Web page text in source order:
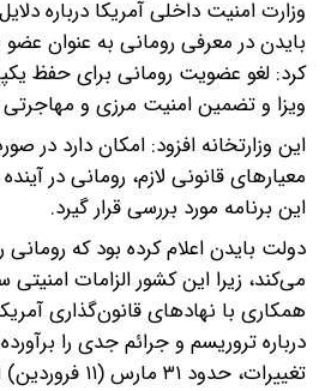
وزارت امنیت داخلی آمریکا درباره
بایدن در معرفی رومانی به عنوان عضو
کرد: لغو عضویت رومانی برای حفظ
ویزا و تضمین امنیت مرزی و
این وزارتخانه افزود: امکان دارد در
معیارهای قانونی لازم، رومانی در
این برنامه مورد بررسی قرار گیرد.
دولت بایدن اعلام کرده بود که رومانی
می‌کند، زیرا این کشور الزامات امنیتی
همکاری با نهادهای قانون‌گذاری
درباره تروریسم و جرائم جدی را
تغییرات، حدود ۳۱ مارس (۱۱ فروردین) اجرایی شود.